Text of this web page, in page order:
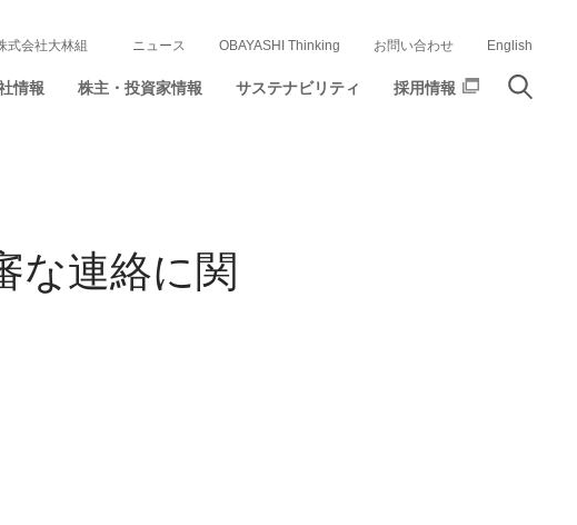
情報 株主・投資家情報 サステナビリティ 採用情報
式会社大林組 ニュース OBAYASHI Thinking お問い合わせ English
な連絡に関